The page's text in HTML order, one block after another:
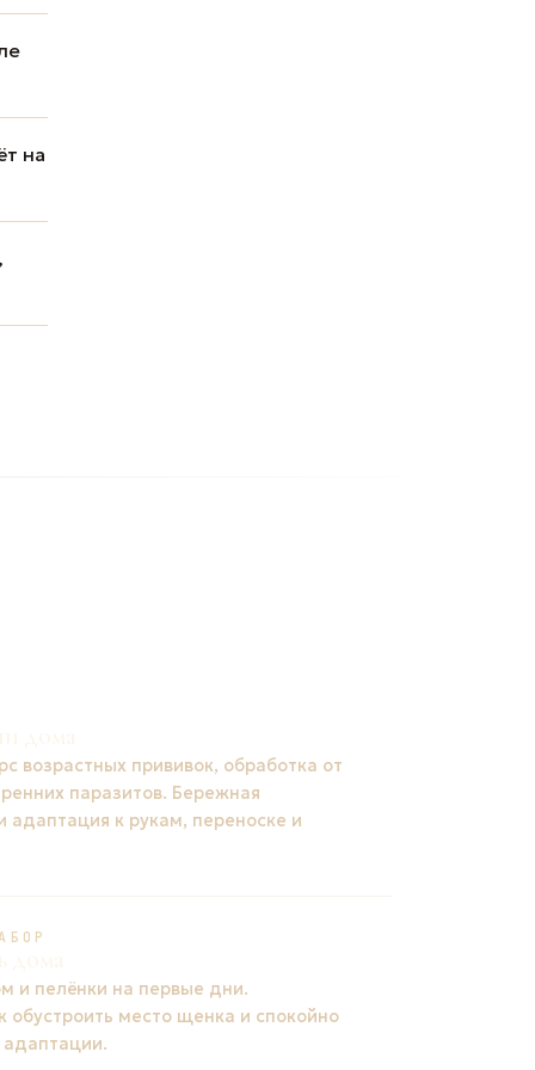
на
возрастных прививок, обработка от
паразитов. Бережная
адаптация к рукам, переноске и
и пелёнки на первые дни.
обустроить место щенка и спокойно